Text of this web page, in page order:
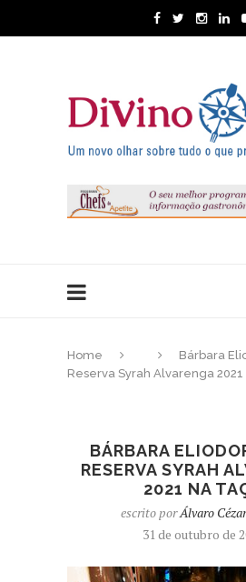
Home
Bárbara
Reserva Syrah Alvarenga 2021
BÁRBARA
RESERVA SYRAH
2021 NA
escrito porÁlvaro
31 de outubro de